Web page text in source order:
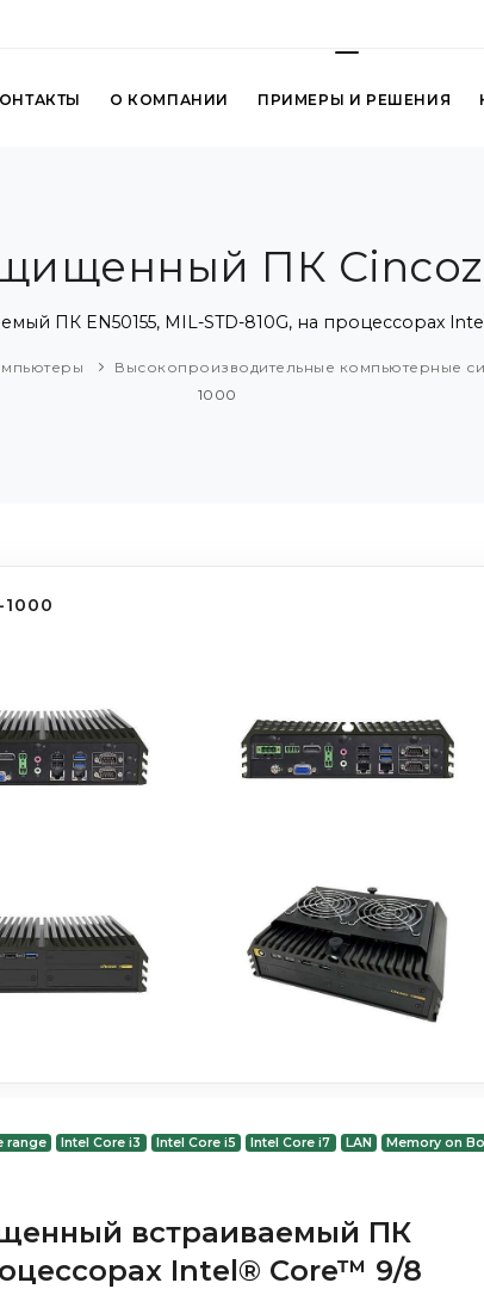
О КОМПАНИИ ПРИМЕРЫ И РЕШЕНИЯ
ПК
ПК EN50155, MIL-STD-810G, на процессорах
Высокопроизводительные компьютерные
1000
range Intel Core i3 Intel Core i5 Intel Core i7 LAN Memory on
встраиваемый ПК
Intel® Core™ 9/8